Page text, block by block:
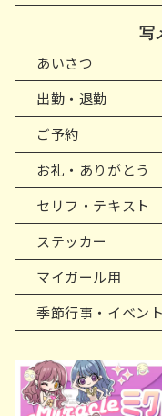
写
あいさつ
出勤・退勤
ご予約
お礼・ありがとう
セリフ・テキスト
ステッカー
マイガール用
季節行事・イベント